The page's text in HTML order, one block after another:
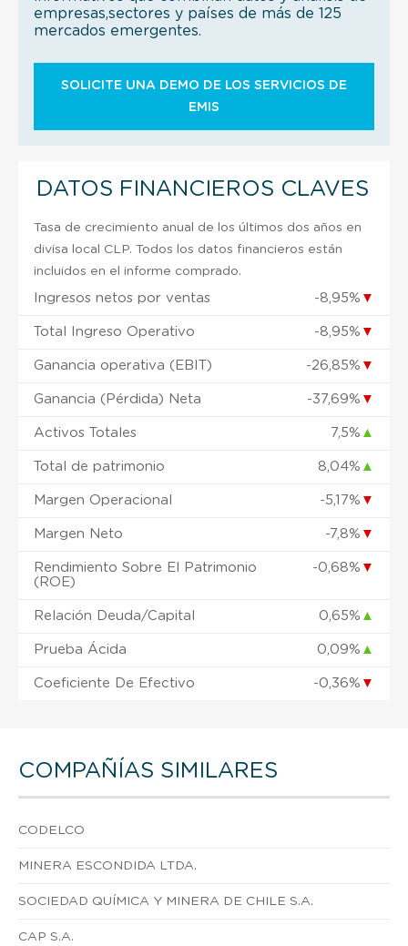
empresas,sectores y países de más de 125
mercados emergentes.
SOLICITE UNA DEMO DE LOS SERVICIOS DE
EMIS
DATOS FINANCIEROS CLAVES
Tasa de crecimiento anual de los últimos dos años en
divisa local CLP. Todos los datos financieros están
incluidos en el informe comprado.
Ingresos netos por ventas -8,95% ▼
Total Ingreso Operativo -8,95% ▼
Ganancia operativa (EBIT) -26,85% ▼
Ganancia (Pérdida) Neta -37,69% ▼
Activos Totales 7,5% ▲
Total de patrimonio 8,04% ▲
Margen Operacional -5,17% ▼
Margen Neto -7,8% ▼
Rendimiento Sobre El Patrimonio
(ROE)
-0,68% ▼
Relación Deuda/Capital 0,65% ▲
Prueba Ácida 0,09% ▲
Coeficiente De Efectivo -0,36% ▼
COMPAÑÍAS SIMILARES
CODELCO
MINERA ESCONDIDA LTDA.
SOCIEDAD QUÍMICA Y MINERA DE CHILE S.A.
CAP S.A.